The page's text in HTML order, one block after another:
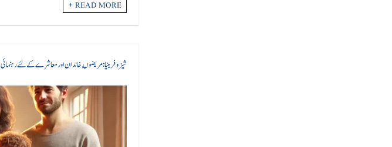
READ MORE +
شیزوفرینیا: مریضوں, خاندان اور معاشرے کے لئے رہنمائی Schizophrenia: A Guide for Patients, Families, and Society